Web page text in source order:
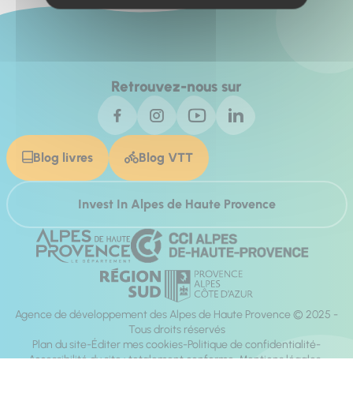
Retrouvez-nous sur
Blog livres Blog VTT
Invest In Alpes de Haute Provence
Agence de développement des Alpes de Haute Provence © 2025 -
Tous droits réservés
Plan du site Éditer mes cookies Politique de confidentialité
Accessibilité du site : totalement conforme Mentions légales